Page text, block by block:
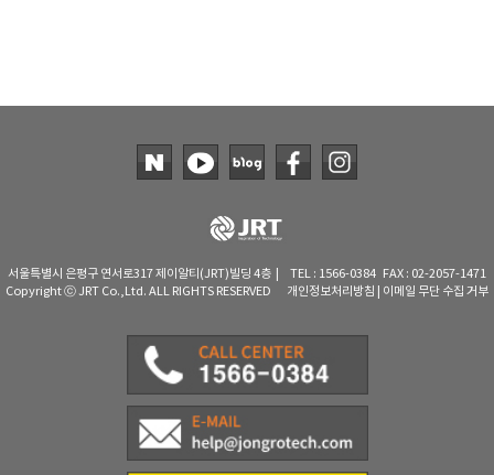
서울특별시 은평구 연서로317 제이알티(JRT)빌딩 4층 | TEL : 1566-0384 FAX : 02-2057-1471
Copyright ⓒ JRT Co.,Ltd. ALL RIGHTS RESERVED 개인정보처리방침 이메일 무단 수집 거부